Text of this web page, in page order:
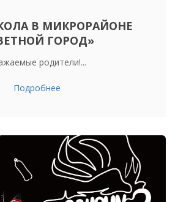
В МИКРОРАЙОНЕ
ГОРОД»
родители!...
Подробнее